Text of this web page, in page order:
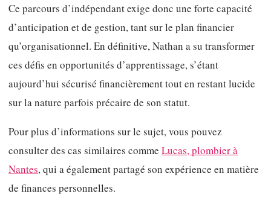
Ce parcours d’indépendant exige donc une forte capacité
d’anticipation et de gestion, tant sur le plan financier
qu’organisationnel. En définitive, Nathan a su transformer
ces défis en opportunités d’apprentissage, s’étant
aujourd’hui sécurisé financièrement tout en restant lucide
sur la nature parfois précaire de son statut.
Pour plus d’informations sur le sujet, vous pouvez
consulter des cas similaires comme Lucas, plombier à
Nantes, qui a également partagé son expérience en matière
de finances personnelles.